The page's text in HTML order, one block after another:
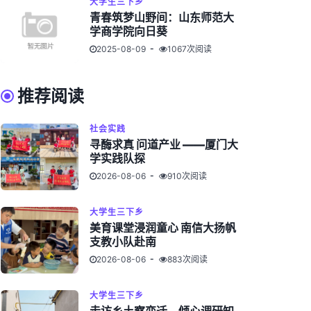
青春筑梦山野间：山东师范大
学商学院向日葵
2025-08-09 1067次阅读
推荐阅读
社会实践
寻酶求真 问道产业 ——厦门大
学实践队探
2026-08-06 910次阅读
大学生三下乡
美育课堂浸润童心 南信大扬帆
支教小队赴南
2026-08-06 883次阅读
大学生三下乡